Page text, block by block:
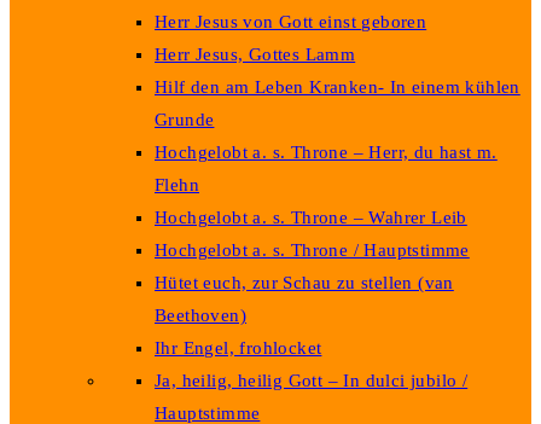
Herr Jesus von Gott einst geboren
Herr Jesus, Gottes Lamm
Hilf den am Leben Kranken- In einem kühlen
Grunde
Hochgelobt a. s. Throne – Herr, du hast m.
Flehn
Hochgelobt a. s. Throne – Wahrer Leib
Hochgelobt a. s. Throne / Hauptstimme
Hütet euch, zur Schau zu stellen (van
Beethoven)
Ihr Engel, frohlocket
Ja, heilig, heilig Gott – In dulci jubilo /
Hauptstimme